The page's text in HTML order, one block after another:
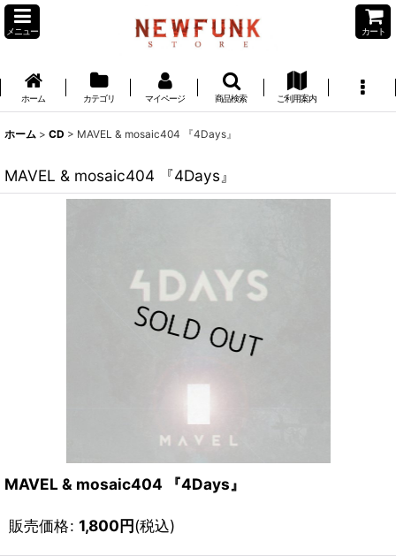
メニュー カート
ホーム カテゴリ マイページ 商品検索 ご利用案内
ホーム > CD > MAVEL & mosaic404 『4Days』
MAVEL & mosaic404 『4Days』
MAVEL & mosaic404 『4Days』
販売価格: 1,800円(税込)